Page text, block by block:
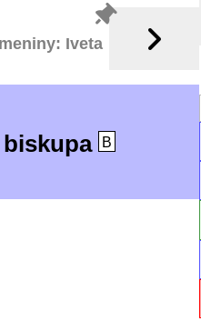
meniny: Iveta
biskupa B